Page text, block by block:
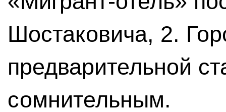
Шостаковича, 2.
предварительной
сомнительным.